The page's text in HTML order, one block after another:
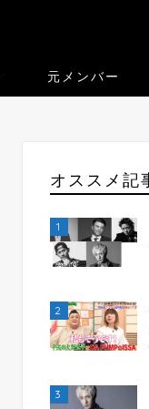
元メンバー
オススメ記
1
2
3